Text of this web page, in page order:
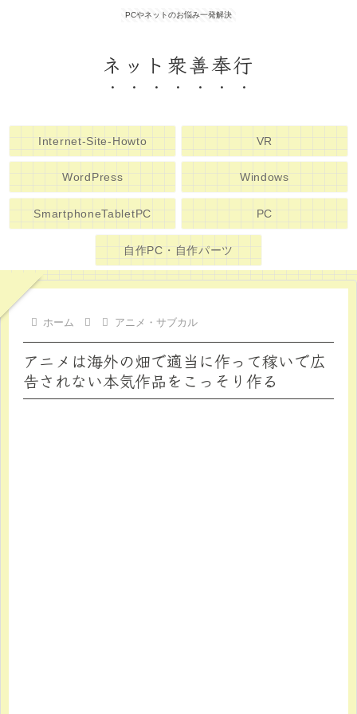
PCやネットのお悩み一発解決
ネット衆善奉行
Internet-Site-Howto VR
WordPress Windows
SmartphoneTabletPC PC
自作PC・自作パーツ
ホーム アニメ・サブカル
アニメは海外の畑で適当に作って稼いで広
告されない本気作品をこっそり作る